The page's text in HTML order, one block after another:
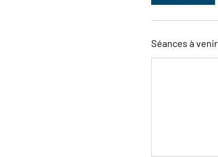
Séances à venir